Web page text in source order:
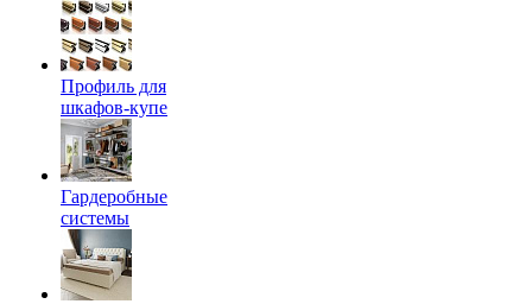
Профиль для
шкафов-купе
Гардеробные
системы